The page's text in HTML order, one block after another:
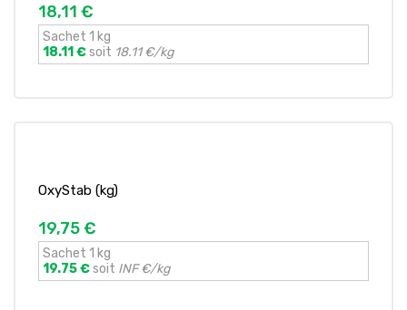
18,11 €
Sachet 1 kg
18.11 €soit 18.11 €/kg
OxyStab (kg)
19,75 €
Sachet 1 kg
19.75 €soit INF €/kg